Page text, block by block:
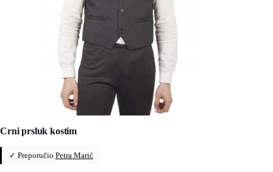
Crni prsluk kostim
✓ Preporučio Petra Marić